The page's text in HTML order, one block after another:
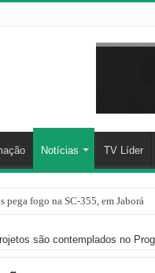
Notícias TV Líder
pega fogo na SC-355, em Jaborá
erra marcha e atropela mulher
são contemplados no